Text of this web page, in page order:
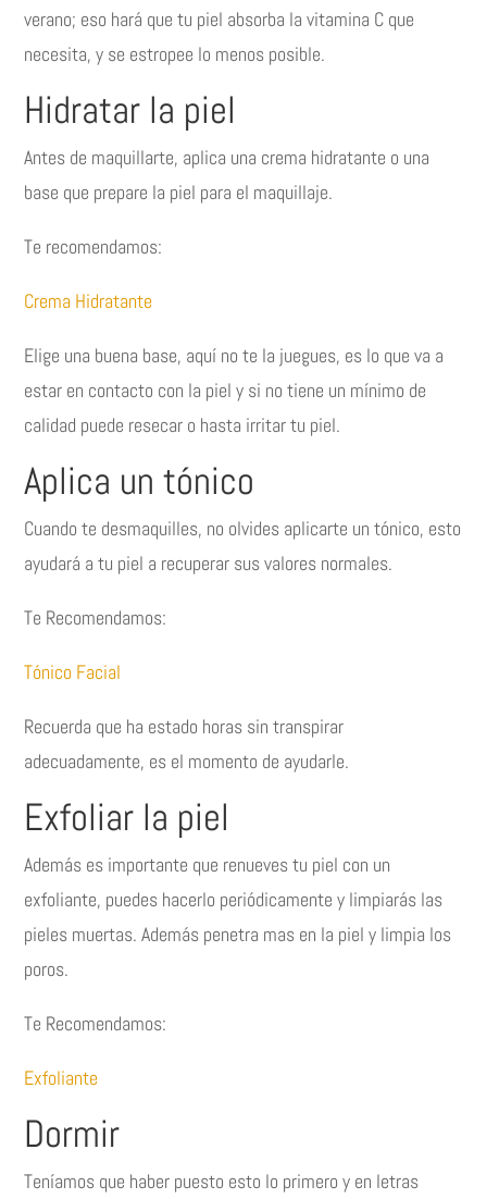
verano; eso hará que tu piel absorba la vitamina C que
necesita, y se estropee lo menos posible.
Hidratar la piel
Antes de maquillarte, aplica una crema hidratante o una
base que prepare la piel para el maquillaje.
Te recomendamos:
Crema Hidratante
Elige una buena base, aquí no te la juegues, es lo que va a
estar en contacto con la piel y si no tiene un mínimo de
calidad puede resecar o hasta irritar tu piel.
Aplica un tónico
Cuando te desmaquilles, no olvides aplicarte un tónico, esto
ayudará a tu piel a recuperar sus valores normales.
Te Recomendamos:
Tónico Facial
Recuerda que ha estado horas sin transpirar
adecuadamente, es el momento de ayudarle.
Exfoliar la piel
Además es importante que renueves tu piel con un
exfoliante, puedes hacerlo periódicamente y limpiarás las
pieles muertas. Además penetra mas en la piel y limpia los
poros.
Te Recomendamos:
Exfoliante
Dormir
Teníamos que haber puesto esto lo primero y en letras